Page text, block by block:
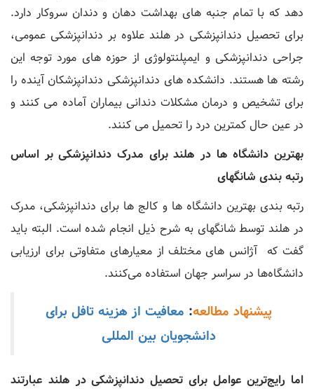
دهد که با تمام جنبه های بهداشت دهان و دندان سروکار دارد.
برای تحصیل دندانپزشکی در هلند علاوه بر دندانپزشکی عمومی،
جراحی دندانپزشکی و ایمپلنتولوژی از حوزه های مورد توجه این
رشته ها هستند. دانشکده های دندانپزشکی دندانپزشکان آینده را
برای تشخیص و درمان مشکلات دندانی بیماران آماده می کنند و
در عین حال کمترین درد را تحمیل می کنند.
بهترین دانشگاه ها در هلند برای مدرک دندانپزشکی بر اساس
رتبه بندی شانگهای
رتبه بندی بهترین دانشگاه ها و کالج ها برای دندانپزشکی، مدرک
در هلند توسط شانگهای به شرح ذیل انجام شده است. البته باید
گفت که آژانس ‌های مختلف از معیارهای متفاوتی برای ارزیابی
دانشگاه‌ها در سراسر جهان استفاده می‌کنند.
پیشنهاد مطالعه: معافیت از هزینه تافل برای
دانشجویان بین المللی
اما رایج‌ترین عوامل برای تحصیل دندانپزشکی در هلند عبارتند